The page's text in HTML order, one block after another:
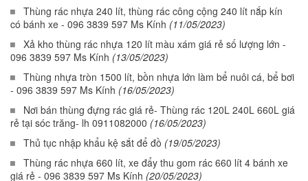
Thùng rác nhựa 240 lít, thùng rác công cộng 240 lít nắp kín
có bánh xe - 096 3839 597 Ms Kính (11/05/2023)
Xả kho thùng rác nhựa 120 lít màu xám giá rẻ số lượng lớn -
096 3839 597 Ms Kính (13/05/2023)
Thùng nhựa tròn 1500 lít, bồn nhựa lớn làm bể nuôi cá, bể bơi
- 096 3839 597 Ms Kính (16/05/2023)
Nơi bán thùng đựng rác giá rẻ- Thùng rác 120L 240L 660L giá
rẻ tại sóc trăng- lh 0911082000 (16/05/2023)
Thủ tục nhập khẩu kệ sắt để đồ (19/05/2023)
Thùng rác nhựa 660 lít, xe đẩy thu gom rác 660 lít 4 bánh xe
giá rẻ - 096 3839 597 Ms Kính (20/05/2023)